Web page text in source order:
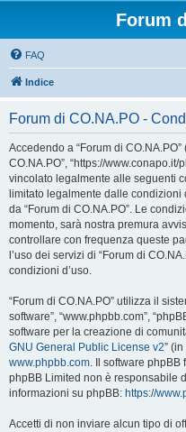
Forum
FAQ
Indice
Forum di CO.NA.PO -
Accedendo a “Forum di CO.NA.PO”
CO.NA.PO”, “https://www.conapo.it/
vincolato legalmente alle seguenti
limitato legalmente dalle condizioni
da “Forum di CO.NA.PO”. Le
momento, sarà nostra premura
controllare con frequenza queste
l’uso dei servizi di “Forum di
condizioni d’uso.
“Forum di CO.NA.PO” utilizza il
software”, “www.phpbb.com”,
software per la creazione di
GNU General Public License v2”
www.phpbb.com. Il software
phpBB Limited non è responsabile
informazioni su phpBB: https://
Accetti di non inviare alcun tipo di